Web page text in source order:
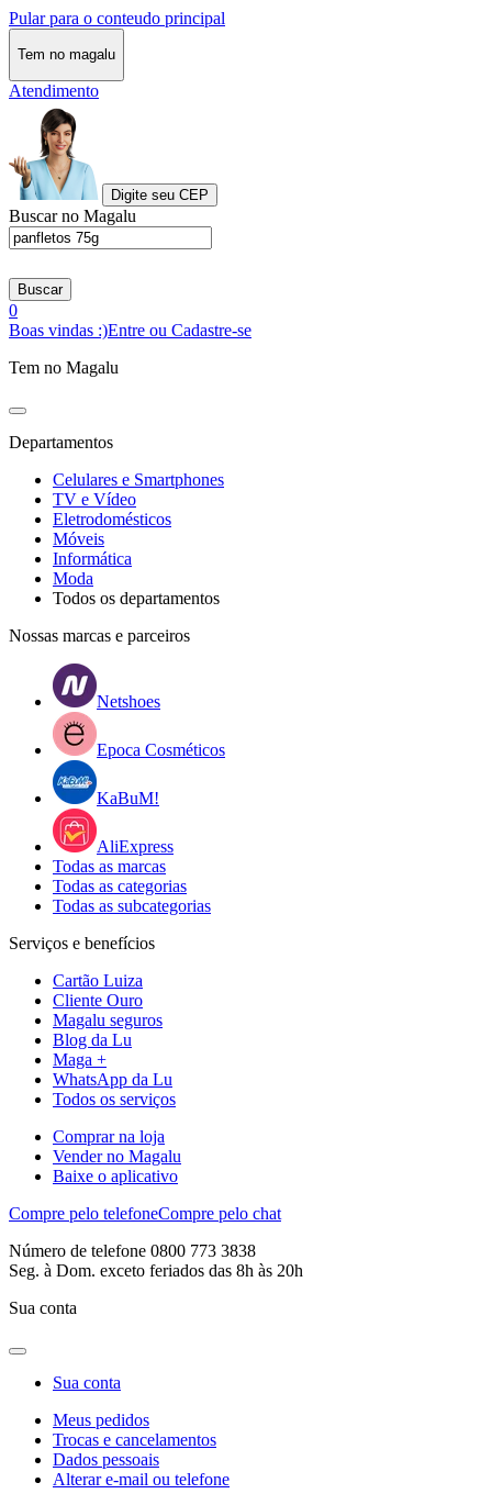
Pular para o conteudo principal
Tem no magalu
Atendimento
Digite seu CEP
Buscar no Magalu
Buscar
0
Boas vindas :)Entre ou Cadastre-se
Tem no Magalu
Departamentos
Celulares e Smartphones
TV e Vídeo
Eletrodomésticos
Móveis
Informática
Moda
Todos os departamentos
Nossas marcas e parceiros
Netshoes
Epoca Cosméticos
KaBuM!
AliExpress
Todas as marcas
Todas as categorias
Todas as subcategorias
Serviços e benefícios
Cartão Luiza
Cliente Ouro
Magalu seguros
Blog da Lu
Maga +
WhatsApp da Lu
Todos os serviços
Comprar na loja
Vender no Magalu
Baixe o aplicativo
Compre pelo telefoneCompre pelo chat
Número de telefone 0800 773 3838
Seg. à Dom. exceto feriados das 8h às 20h
Sua conta
Sua conta
Meus pedidos
Trocas e cancelamentos
Dados pessoais
Alterar e-mail ou telefone